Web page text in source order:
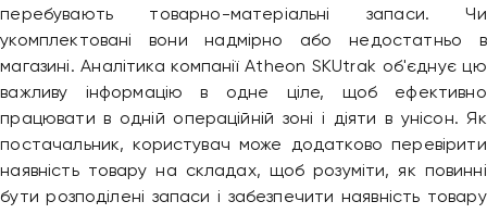
перебувають товарно-матеріальні запаси. Чи
укомплектовані вони надмірно або недостатньо в
магазині. Аналітика компанії Atheon SKUtrak об'єднує цю
важливу інформацію в одне ціле, щоб ефективно
працювати в одній операційній зоні і діяти в унісон. Як
постачальник, користувач може додатково перевірити
наявність товару на складах, щоб розуміти, як повинні
бути розподілені запаси і забезпечити наявність товару